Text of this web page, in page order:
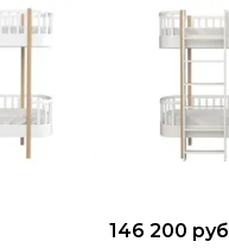
146 200 руб